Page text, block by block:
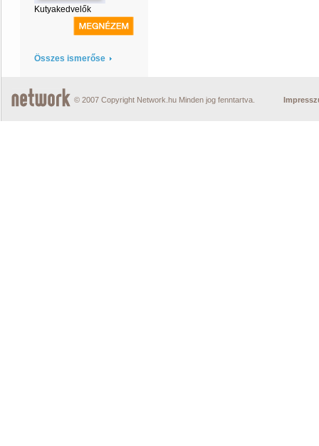
Kutyakedvelők
Összes ismerőse
© 2007 Copyright Network.hu Minden jog fenntartva.